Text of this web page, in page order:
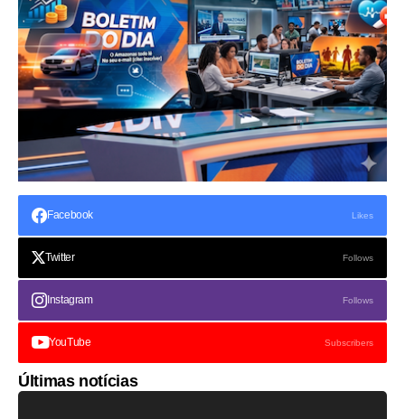
Facebook Likes
Twitter Follows
Instagram Follows
YouTube Subscribers
Últimas notícias